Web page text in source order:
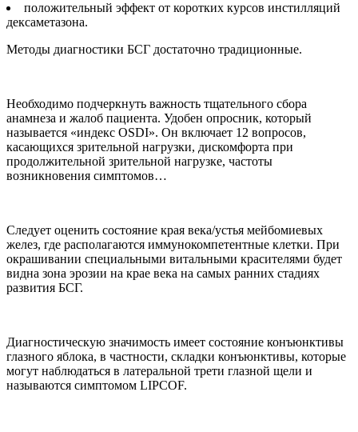
положительный эффект от коротких курсов инстилляций
дексаметазона.
Методы диагностики БСГ достаточно традиционные.
Необходимо подчеркнуть важность тщательного сбора
анамнеза и жалоб пациента. Удобен опросник, который
называется «индекс OSDI». Он включает 12 вопросов,
касающихся зрительной нагрузки, дискомфорта при
продолжительной зрительной нагрузке, частоты
возникновения симптомов…
Следует оценить состояние края века/устья мейбомиевых
желез, где располагаются иммунокомпетентные клетки. При
окрашивании специальными витальными красителями будет
видна зона эрозии на крае века на самых ранних стадиях
развития БСГ.
Диагностическую значимость имеет состояние конъюнктивы
глазного яблока, в частности, складки конъюнктивы, которые
могут наблюдаться в латеральной трети глазной щели и
называются симптомом LIPCOF.